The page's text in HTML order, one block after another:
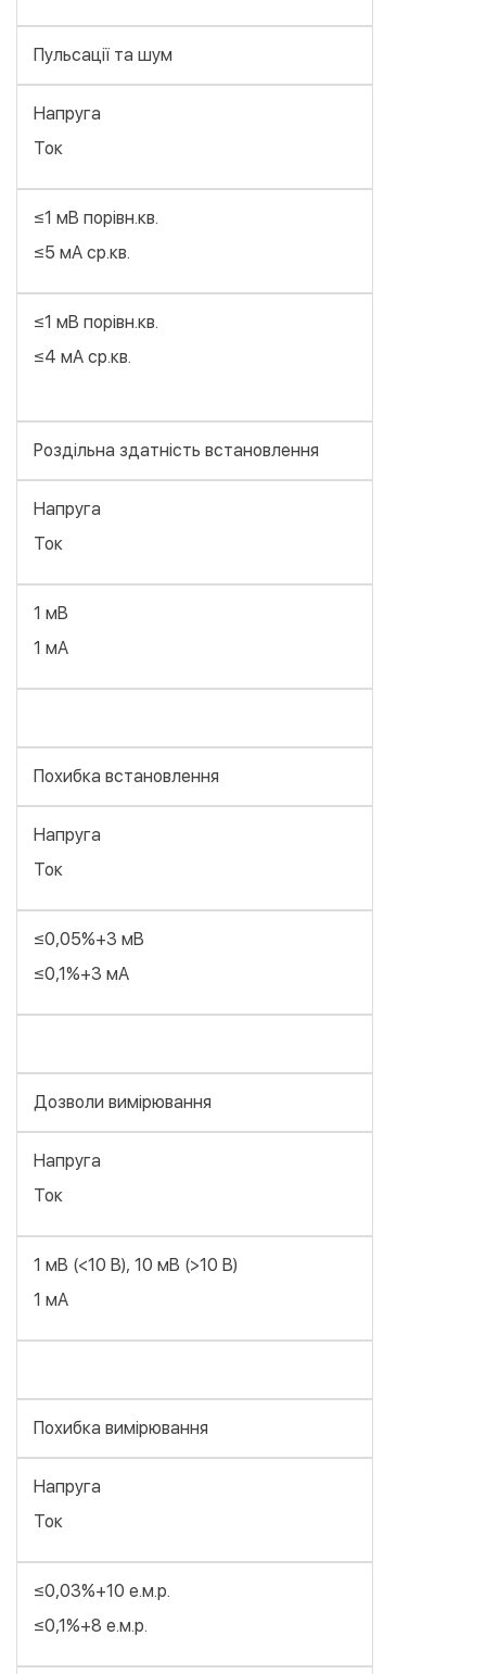
Пульсації та шум
Напруга
Ток
≤1 мВ порівн.кв.
≤5 мА ср.кв.
≤1 мВ порівн.кв.
≤4 мА ср.кв.
Роздільна здатність встановлення
Напруга
Ток
1 мВ
1 мА
Похибка встановлення
Напруга
Ток
≤0,05%+3 мВ
≤0,1%+3 мА
Дозволи вимірювання
Напруга
Ток
1 мВ (<10 В), 10 мВ (>10 В)
1 мА
Похибка вимірювання
Напруга
Ток
≤0,03%+10 е.м.р.
≤0,1%+8 е.м.р.